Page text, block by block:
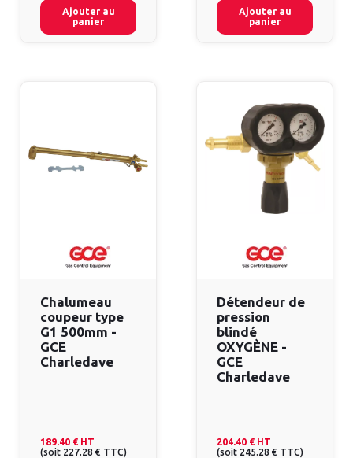
Ajouter au
panier
Ajouter au
panier
Chalumeau
coupeur type
G1 500mm -
GCE
Charledave
189.40 € HT
(soit 227.28 € TTC)
Détendeur de
pression
blindé
OXYGÈNE -
GCE
Charledave
204.40 € HT
(soit 245.28 € TTC)